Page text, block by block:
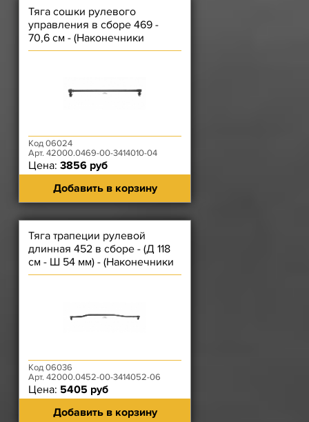
Тяга сошки рулевого
управления в сборе 469 -
70,6 см - (Наконечники
стандарт)
Код 06024
Арт. 42000.0469-00-3414010-04
Цена: 3856 руб
Добавить в корзину
Тяга трапеции рулевой
длинная 452 в сборе - (Д 118
см - Ш 54 мм) - (Наконечники
стандарт)
Код 06036
Арт. 42000.0452-00-3414052-06
Цена: 5405 руб
Добавить в корзину